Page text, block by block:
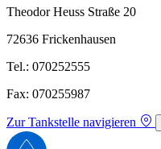
Theodor Heuss Straße 20
72636 Frickenhausen
Tel.: 070252555
Fax: 070255987
Zur Tankstelle navigieren